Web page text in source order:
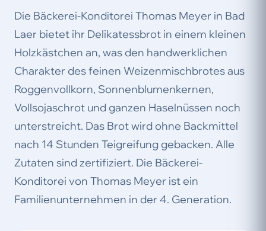
Die Bäckerei-Konditorei Thomas Meyer in Bad
Laer bietet ihr Delikatessbrot in einem kleinen
Holzkästchen an, was den handwerklichen
Charakter des feinen Weizenmischbrotes aus
Roggenvollkorn, Sonnenblumenkernen,
Vollsojaschrot und ganzen Haselnüssen noch
unterstreicht. Das Brot wird ohne Backmittel
nach 14 Stunden Teigreifung gebacken. Alle
Zutaten sind zertifiziert. Die Bäckerei-
Konditorei von Thomas Meyer ist ein
Familienunternehmen in der 4. Generation.